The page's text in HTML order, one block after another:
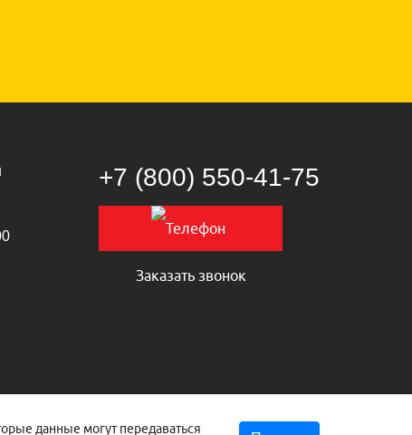
+7 (800) 550‑41‑75
Заказать звонок
данные могут передаваться